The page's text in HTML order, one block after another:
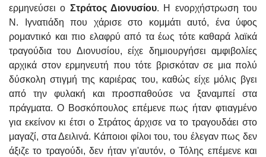
ερμηνεύσει ο Στράτος Διονυσίου. Η ενορχήστρωση του
Ν. Ιγνατιάδη που χάρισε στο κομμάτι αυτό, ένα ύφος
ρομαντικό και πιο ελαφρύ από τα έως τότε καθαρά λαϊκά
τραγούδια του Διονυσίου, είχε δημιουργήσει αμφιβολίες
αρχικά στον ερμηνευτή που τότε βρισκόταν σε μια πολύ
δύσκολη στιγμή της καριέρας του, καθώς είχε μόλις βγει
από την φυλακή και προσπαθούσε να ξαναμπεί στα
πράγματα. Ο Βοσκόπουλος επέμενε πως ήταν φτιαγμένο
για εκείνον κι έτσι ο Στράτος άρχισε να το τραγουδάει στο
μαγαζί, στα Δειλινά. Κάποιοι φίλοι του, του έλεγαν πως δεν
άξιζε το τραγούδι, δεν ήταν γι'αυτόν, ο Τόλης επέμενε και